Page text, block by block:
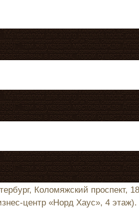
Коломяжский
центр «Норд Хаус», 4 этаж).